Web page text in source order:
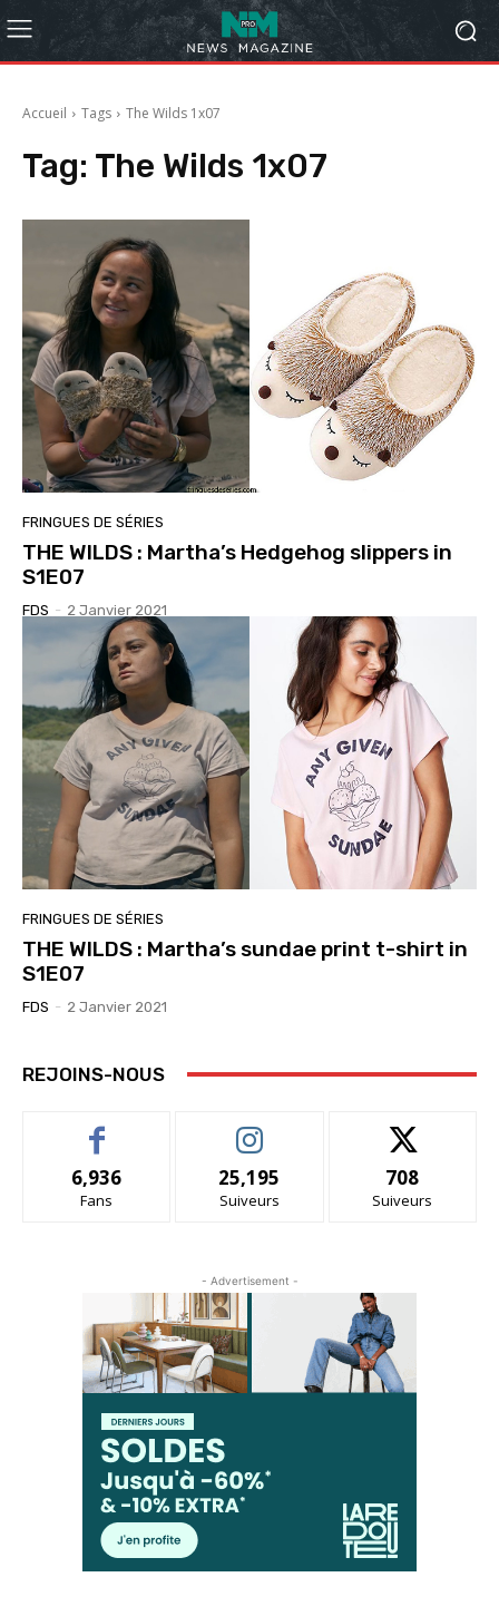
Accueil Tags The Wilds 1x07
Tag: The Wilds 1x07
FRINGUES DE SÉRIES
THE WILDS : Martha’s Hedgehog slippers in
S1E07
FDS - 2 Janvier 2021
FRINGUES DE SÉRIES
THE WILDS : Martha’s sundae print t-shirt in
S1E07
FDS - 2 Janvier 2021
REJOINS-NOUS
6,936
Fans
25,195
Suiveurs
708
Suiveurs
- Advertisement -